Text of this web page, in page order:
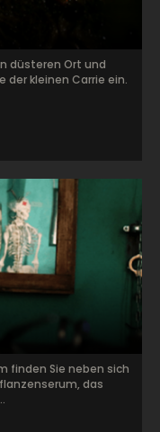
düsteren Ort und
der kleinen Carrie ein.
finden Sie neben sich
das